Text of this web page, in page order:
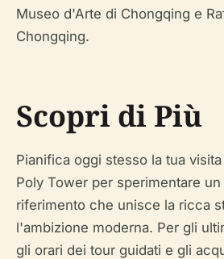
Museo d'Arte di Chongqing e
Chongqing.
Scopri di Più
Pianifica oggi stesso la tua
Poly Tower per sperimentare
riferimento che unisce la ricca
l'ambizione moderna. Per gli
gli orari dei tour guidati e gli